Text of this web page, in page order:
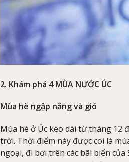
2. Khám phá 4 MÙA NƯỚC ÚC
Mùa hè ngập nắng và gió
Mùa hè ở Úc kéo dài từ tháng 12
trời. Thời điểm này được coi là
ngoại, đi bơi trên các bãi biển